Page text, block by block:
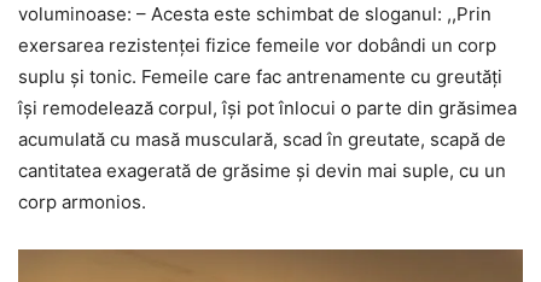
voluminoase: – Acesta este schimbat de sloganul: ,,Prin
exersarea rezistenței fizice femeile vor dobândi un corp
suplu și tonic. Femeile care fac antrenamente cu greutăți
își remodelează corpul, își pot înlocui o parte din grăsimea
acumulată cu masă musculară, scad în greutate, scapă de
cantitatea exagerată de grăsime și devin mai suple, cu un
corp armonios.